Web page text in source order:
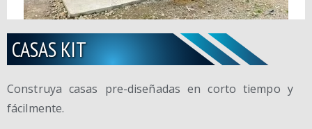
CASAS KIT
Construya casas pre-diseñadas en corto tiempo y
fácilmente.